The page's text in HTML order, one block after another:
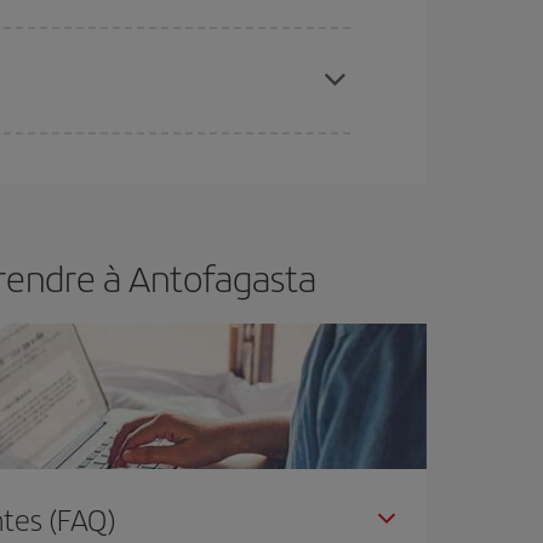
à Antofagasta
(FAQ)